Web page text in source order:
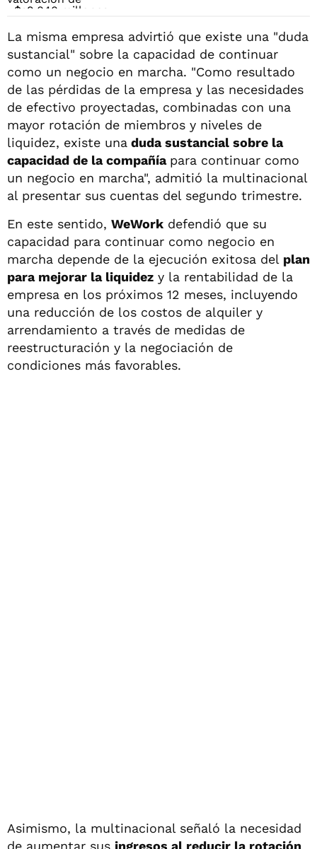
La misma empresa advirtió que existe una "duda
sustancial" sobre la capacidad de continuar
como un negocio en marcha. "Como resultado
de las pérdidas de la empresa y las necesidades
de efectivo proyectadas, combinadas con una
mayor rotación de miembros y niveles de
liquidez, existe una duda sustancial sobre la
capacidad de la compañía para continuar como
un negocio en marcha", admitió la multinacional
al presentar sus cuentas del segundo trimestre.
En este sentido, WeWork defendió que su
capacidad para continuar como negocio en
marcha depende de la ejecución exitosa del plan
para mejorar la liquidez y la rentabilidad de la
empresa en los próximos 12 meses, incluyendo
una reducción de los costos de alquiler y
arrendamiento a través de medidas de
reestructuración y la negociación de
condiciones más favorables.
Asimismo, la multinacional señaló la necesidad
de aumentar sus ingresos al reducir la rotación